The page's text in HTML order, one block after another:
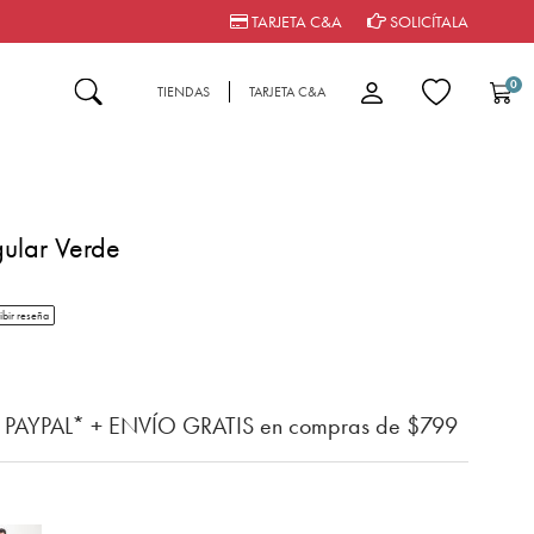
TARJETA C&A SOLICÍTALA
TIENDAS TARJETA C&A 0
Verde
cliente
rating
reseña
+ ENVÍO GRATIS en compras de $799